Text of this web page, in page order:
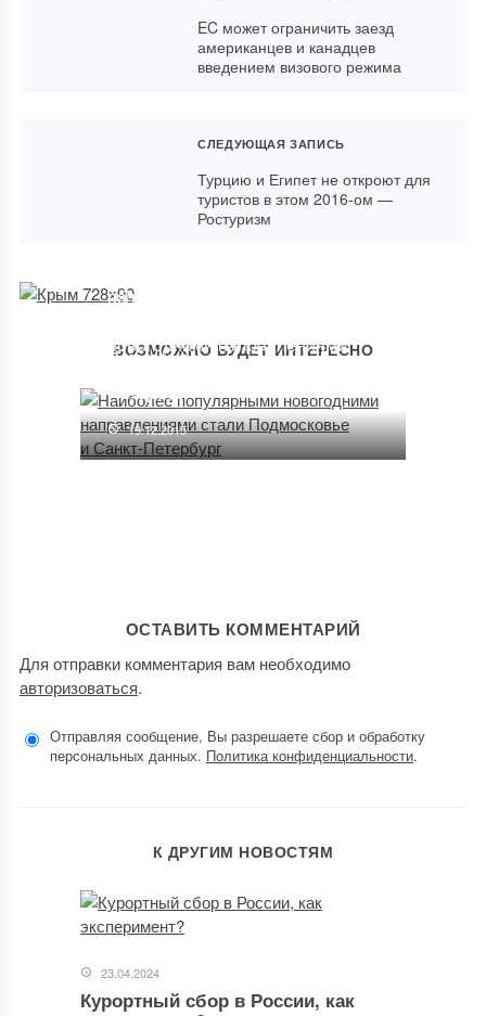
EC может ограничить заезд
американцев и канадцев
введением визового режима
СЛЕДУЮЩАЯ ЗАПИСЬ
Турцию и Египет не откроют для
туристов в этом 2016-ом —
Ростуризм
ВОЗМОЖНО БУДЕТ ИНТЕРЕСНО
на космодромы Байконур
10.09.2015
в Турции с июля заразились 36
22.08.2017
новогодними направлениями
Петербург
19.12.2015
ОСТАВИТЬ КОММЕНТАРИЙ
Для отправки комментария вам необходимо
авторизоваться.
Отправляя сообщение, Вы разрешаете сбор и обработку
персональных данных. Политика конфиденциальности.
К ДРУГИМ НОВОСТЯМ
23.04.2024
Курортный сбор в России, как